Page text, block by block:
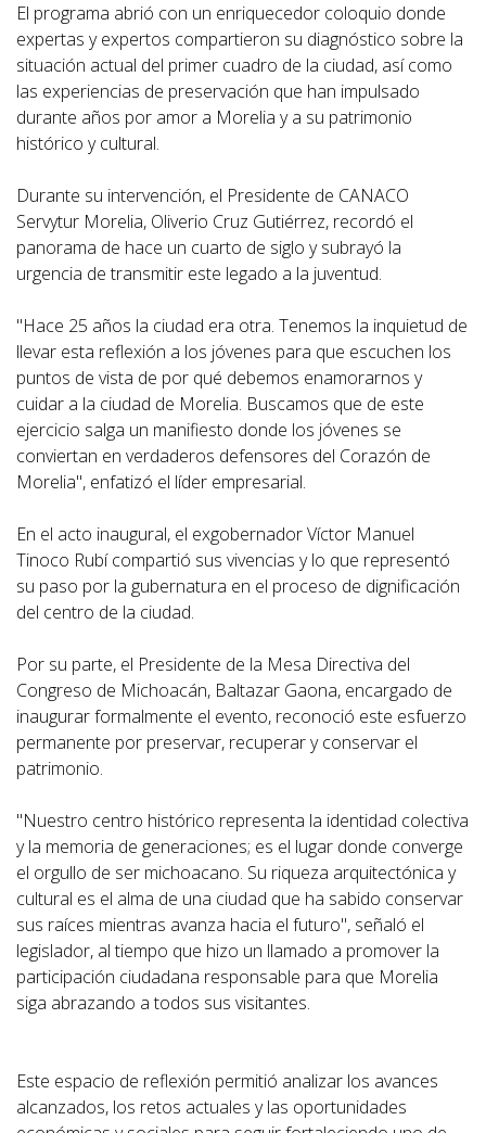
El programa abrió con un enriquecedor coloquio donde
expertas y expertos compartieron su diagnóstico sobre la
situación actual del primer cuadro de la ciudad, así como
las experiencias de preservación que han impulsado
durante años por amor a Morelia y a su patrimonio
histórico y cultural.
Durante su intervención, el Presidente de CANACO
Servytur Morelia, Oliverio Cruz Gutiérrez, recordó el
panorama de hace un cuarto de siglo y subrayó la
urgencia de transmitir este legado a la juventud.
"Hace 25 años la ciudad era otra. Tenemos la inquietud de
llevar esta reflexión a los jóvenes para que escuchen los
puntos de vista de por qué debemos enamorarnos y
cuidar a la ciudad de Morelia. Buscamos que de este
ejercicio salga un manifiesto donde los jóvenes se
conviertan en verdaderos defensores del Corazón de
Morelia", enfatizó el líder empresarial.
En el acto inaugural, el exgobernador Víctor Manuel
Tinoco Rubí compartió sus vivencias y lo que representó
su paso por la gubernatura en el proceso de dignificación
del centro de la ciudad.
Por su parte, el Presidente de la Mesa Directiva del
Congreso de Michoacán, Baltazar Gaona, encargado de
inaugurar formalmente el evento, reconoció este esfuerzo
permanente por preservar, recuperar y conservar el
patrimonio.
"Nuestro centro histórico representa la identidad colectiva
y la memoria de generaciones; es el lugar donde converge
el orgullo de ser michoacano. Su riqueza arquitectónica y
cultural es el alma de una ciudad que ha sabido conservar
sus raíces mientras avanza hacia el futuro", señaló el
legislador, al tiempo que hizo un llamado a promover la
participación ciudadana responsable para que Morelia
siga abrazando a todos sus visitantes.
Este espacio de reflexión permitió analizar los avances
alcanzados, los retos actuales y las oportunidades